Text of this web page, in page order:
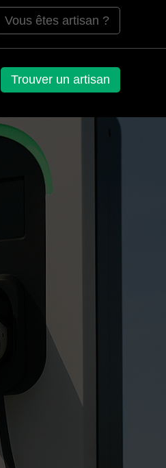
Vous êtes artisan ?
Trouver un artisan